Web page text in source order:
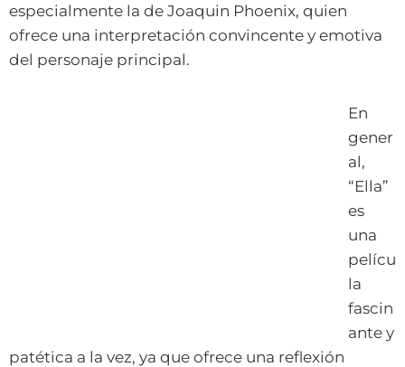
especialmente la de Joaquin Phoenix, quien
ofrece una interpretación convincente y emotiva
del personaje principal.
En
gener
al,
“Ella”
es
una
pelícu
la
fascin
ante y
patética a la vez, ya que ofrece una reflexión